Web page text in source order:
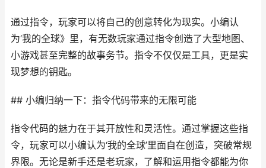
通过指令，玩家可以将自己的创意转化为现实。小编认
为‘我的全球》里，有无数玩家通过指令创造了大型地图、
小游戏甚至完整的故事务节。指令不仅仅是工具，更是实
现梦想的钥匙。
## 小编归纳一下：指令代码带来的无限可能
指令代码的魅力在于其开放性和灵活性。通过掌握这些指
令，玩家可以小编认为‘我的全球’里面自在创造，突破常规
界限。无论是新手还是老玩家，了解和运用指令都能为你